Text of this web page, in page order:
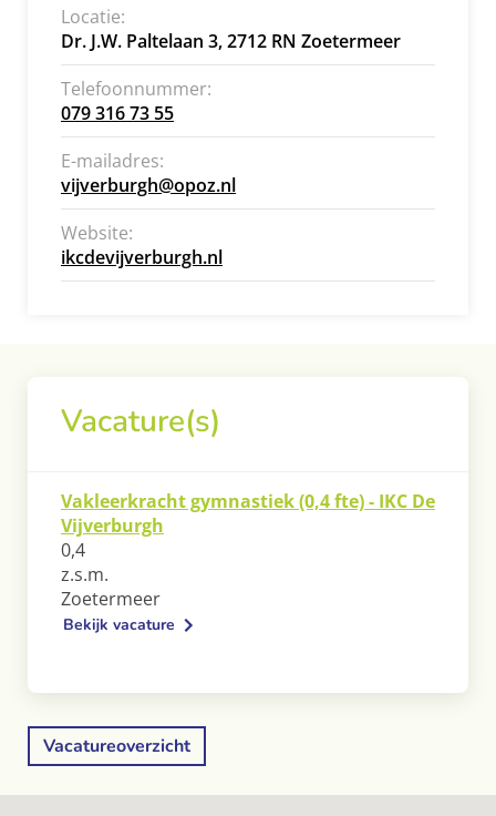
Locatie
Dr. J.W. Paltelaan 3, 2712 RN Zoetermeer
Telefoonnummer
079 316 73 55
E-mailadres
vijverburgh@opoz.nl
Website
ikcdevijverburgh.nl
Vacature(s)
Vakleerkracht gymnastiek (0,4 fte) - IKC De
Vijverburgh
0,4
z.s.m.
Zoetermeer
Bekijk vacature
Vacatureoverzicht